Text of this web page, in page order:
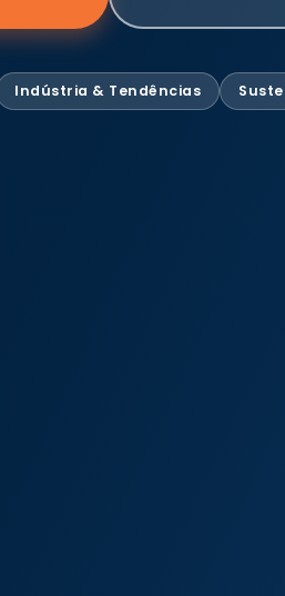
Indústria & Tendências